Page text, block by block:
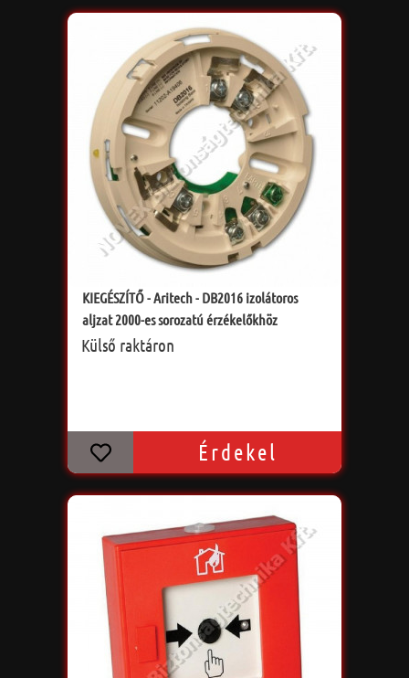
KIEGÉSZÍTŐ - Aritech - DB2016 izolátoros
aljzat 2000-es sorozatú érzékelőkhöz
Külső raktáron
Érdekel